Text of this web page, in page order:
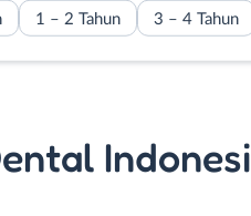
1 – 2 Tahun 3 – 4 Tahun